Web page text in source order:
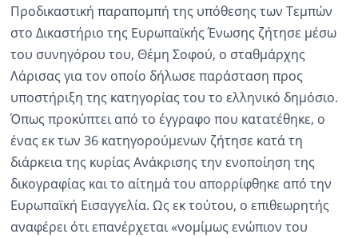
Εκπομπές
Πολιτισμός
Προδικαστική παραπομπή της υπόθεσης των Τεμπών
στο Δικαστήριο της Ευρωπαϊκής Ένωσης ζήτησε μέσω
του συνηγόρου του, Θέμη Σοφού, ο σταθμάρχης
Λάρισας για τον οποίο δήλωσε παράσταση προς
υποστήριξη της κατηγορίας του το ελληνικό δημόσιο.
Όπως προκύπτει από το έγγραφο που κατατέθηκε, ο
ένας εκ των 36 κατηγορούμενων ζήτησε κατά τη
διάρκεια της κυρίας Ανάκρισης την ενοποίηση της
δικογραφίας και το αίτημά του απορρίφθηκε από την
Ευρωπαϊκή Εισαγγελία. Ως εκ τούτου, ο επιθεωρητής
αναφέρει ότι επανέρχεται «νομίμως ενώπιον του